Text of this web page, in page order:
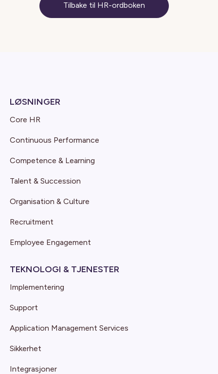
Tilbake til HR-ordboken
LØSNINGER
Core HR
Continuous Performance
Competence & Learning
Talent & Succession
Organisation & Culture
Recruitment
Employee Engagement
TEKNOLOGI & TJENESTER
Implementering
Support
Application Management Services
Sikkerhet
Integrasjoner